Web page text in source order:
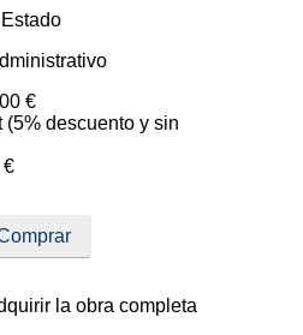
€
(5% descuento y sin
€
la obra completa